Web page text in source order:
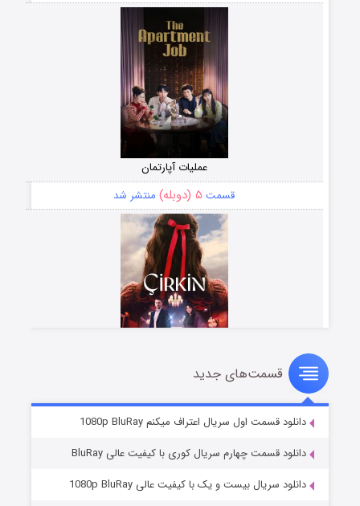
عملیات آپارتمان
قسمت ۵ (دوبله) منتشر شد
سریال زشت
قسمت۲ (زیرنویس) منتشر شد
قسمت‌های جدید
دانلود قسمت اول سریال اعتراف میکنم 1080p BluRay
دانلود قسمت چهارم سریال کوری با کیفیت عالی BluRay
دانلود سریال بیست و یک با کیفیت عالی 1080p BluRay